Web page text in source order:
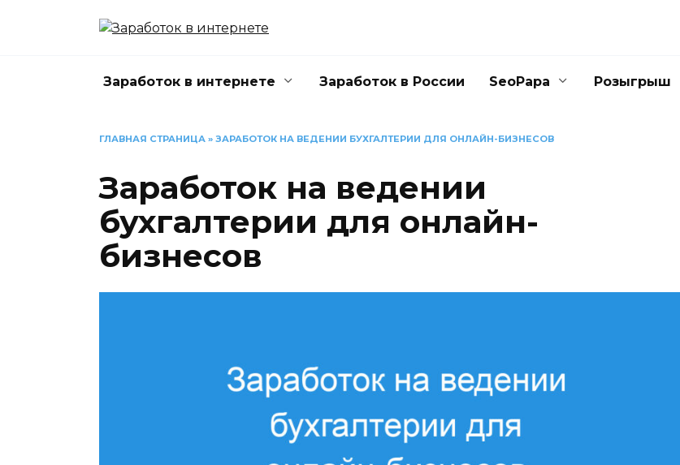
Заработок в интернете Заработок в России SeoPapa Розыгрыш
ГЛАВНАЯ СТРАНИЦА » ЗАРАБОТОК НА ВЕДЕНИИ БУХГАЛТЕРИИ ДЛЯ ОНЛАЙН-БИЗНЕСОВ
Заработок на ведении
бухгалтерии для онлайн-
бизнесов